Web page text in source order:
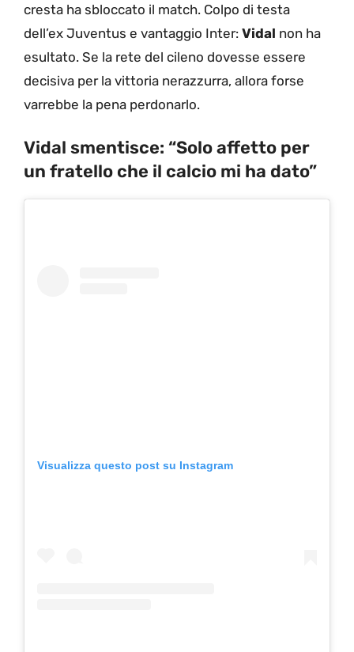
cresta ha sbloccato il match. Colpo di testa
dell’ex Juventus e vantaggio Inter: Vidal non ha
esultato. Se la rete del cileno dovesse essere
decisiva per la vittoria nerazzurra, allora forse
varrebbe la pena perdonarlo.
Vidal smentisce: “Solo affetto per
un fratello che il calcio mi ha dato”
Visualizza questo post su Instagram